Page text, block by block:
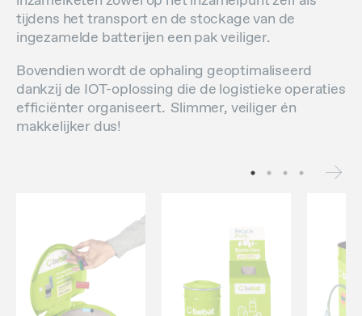
tijdens het transport en de stockage van de
ingezamelde batterijen een pak veiliger.
Bovendien wordt de ophaling geoptimaliseerd
dankzij de IOT-oplossing die de logistieke operaties
efficiënter organiseert. Slimmer, veiliger én
makkelijker dus!